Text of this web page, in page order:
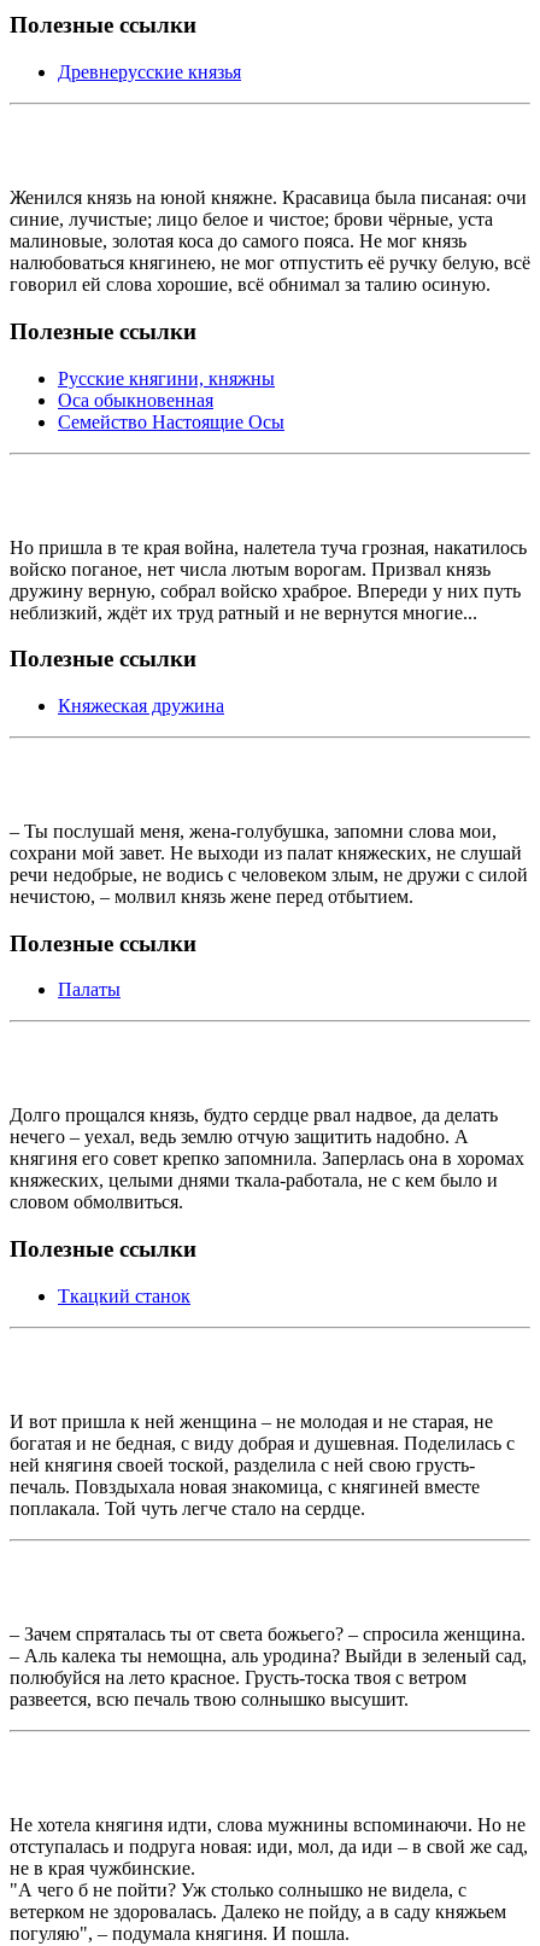
Полезные ссылки
Древнерусские князья
Женился князь на юной княжне. Красавица была писаная: очи
синие, лучистые; лицо белое и чистое; брови чёрные, уста
малиновые, золотая коса до самого пояса. Не мог князь
налюбоваться княгинею, не мог отпустить её ручку белую, всё
говорил ей слова хорошие, всё обнимал за талию осиную.
Полезные ссылки
Русские княгини, княжны
Оса обыкновенная
Семейство Настоящие Осы
Но пришла в те края война, налетела туча грозная, накатилось
войско поганое, нет числа лютым ворогам. Призвал князь
дружину верную, собрал войско храброе. Впереди у них путь
неблизкий, ждёт их труд ратный и не вернутся многие...
Полезные ссылки
Княжеская дружина
– Ты послушай меня, жена-голубушка, запомни слова мои,
сохрани мой завет. Не выходи из палат княжеских, не слушай
речи недобрые, не водись с человеком злым, не дружи с силой
нечистою, – молвил князь жене перед отбытием.
Полезные ссылки
Палаты
Долго прощался князь, будто сердце рвал надвое, да делать
нечего – уехал, ведь землю отчую защитить надобно. А
княгиня его совет крепко запомнила. Заперлась она в хоромах
княжеских, целыми днями ткала-работала, не с кем было и
словом обмолвиться.
Полезные ссылки
Ткацкий станок
И вот пришла к ней женщина – не молодая и не старая, не
богатая и не бедная, с виду добрая и душевная. Поделилась с
ней княгиня своей тоской, разделила с ней свою грусть-
печаль. Повздыхала новая знакомица, с княгиней вместе
поплакала. Той чуть легче стало на сердце.
– Зачем спряталась ты от света божьего? – спросила женщина.
– Аль калека ты немощна, аль уродина? Выйди в зеленый сад,
полюбуйся на лето красное. Грусть-тоска твоя с ветром
развеется, всю печаль твою солнышко высушит.
Не хотела княгиня идти, слова мужнины вспоминаючи. Но не
отступалась и подруга новая: иди, мол, да иди – в свой же сад,
не в края чужбинские.
"А чего б не пойти? Уж столько солнышко не видела, с
ветерком не здоровалась. Далеко не пойду, а в саду княжьем
погуляю", – подумала княгиня. И пошла.